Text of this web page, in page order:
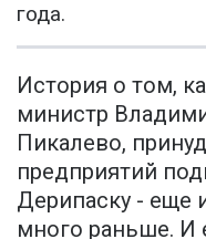
года.
История о том,
министр
Пикалево,
предприятий
Дерипаску - еще
много раньше. И